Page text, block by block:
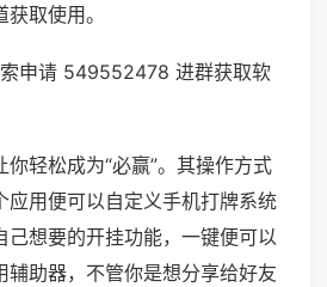
取使用。
申请 549552478 进群获取软
轻松成为“必赢”。其操作方式
应用便可以自定义手机打牌系统
己想要的开挂功能，一键便可以
辅助器，不管你是想分享给好友